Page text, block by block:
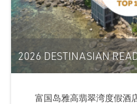
2026 DESTINASIAN
富国岛雅高翡翠湾度假酒